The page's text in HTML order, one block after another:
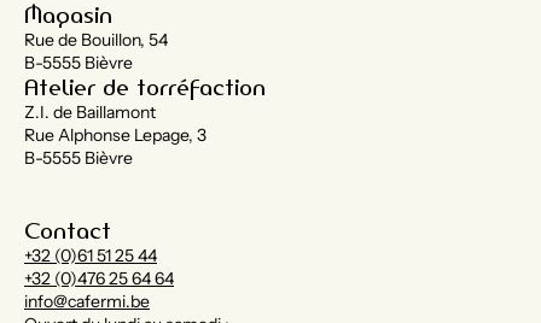
Magasin
Rue de Bouillon, 54
B-5555 Bièvre
Atelier de torréfaction
Z.I. de Baillamont
Rue Alphonse Lepage, 3
B-5555 Bièvre
Contact
+32 (0)61 51 25 44
+32 (0)476 25 64 64
info@cafermi.be